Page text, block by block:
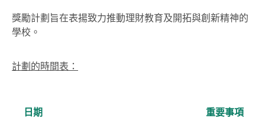
獎勵計劃旨在表揚致力推動理財教育及開拓與創新精神的
學校。
計劃的時間表：
日期 重要事項